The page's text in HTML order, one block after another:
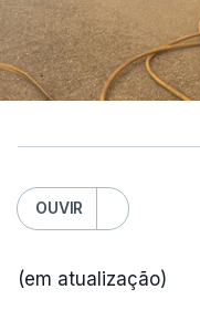
OUVIR
(em atualização)